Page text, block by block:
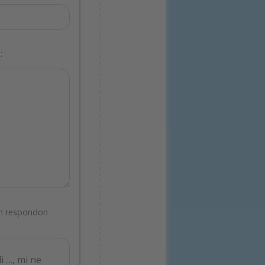
respondon
…, mi ne